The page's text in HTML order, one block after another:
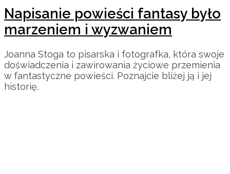
Napisanie powieści fantasy było
marzeniem i wyzwaniem
Joanna Stoga to pisarska i fotografka, która swoje
doświadczenia i zawirowania życiowe przemienia
w fantastyczne powieści. Poznajcie bliżej ją i jej
historię.